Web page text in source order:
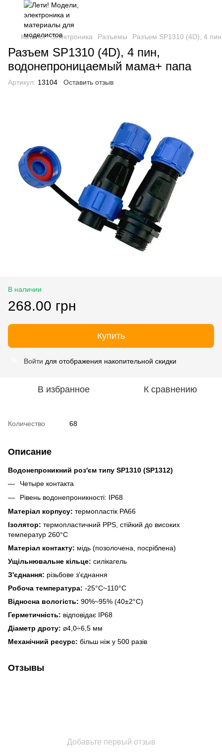
Каталог Электроника Разъемы Разъем SP1310 (4D), 4
Разъем SP1310 (4D), 4 пин,
водонепроницаемый мама+ папа
Артикул: 13104 Оставить отзыв
В наличии
268.00 грн
Купить
Войти для отображения накопительной скидки
В избранное К сравнению
Количество 68
Описание
Водонепроникний роз'єм типу SP1310 (SP1312)
Четыре контакта
Рівень водонепроникності: IP68
Матеріал корпусу: термопластік PA66
Ізолятор: термопластичний PPS, стійкий до високих
температур 260°C
Матеріал контакту: мідь (позолочена, посріблена)
Ущільнювальне кільце: силікагель
З'єднання: різьбове з'єднання
Робоча температура: -25°C~110°C
Відносна вологість: 90%~95% (40±2°C)
Герметичність: відповідає IP68
Діаметр дроту: ⌀4,0÷6,5 мм
Механічний ресурс: більш ніж у 500 разів
Отзывы
Добавьте первый отзыв